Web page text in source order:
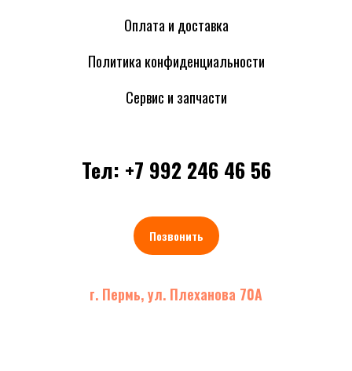
Оплата и доставка
Политика конфиденциальности
Сервис и запчасти
Тел: +7 992 246 46 56
Позвонить
г. Пермь, ул. Плеханова 70А